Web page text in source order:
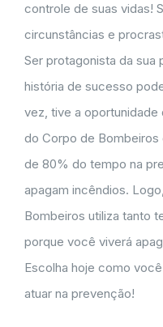
controle de suas vidas!
circunstâncias e
Ser protagonista da sua
história de sucesso
vez, tive a oportunidade
do Corpo de Bombeiros
de 80% do tempo na
apagam incêndios.
Bombeiros utiliza tanto
porque você viverá
Escolha hoje como
atuar na prevenção!